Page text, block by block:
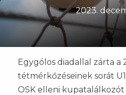
2023.
Egygólos diadallal zárta a
tétmérkőzéseinek sorát
OSK elleni